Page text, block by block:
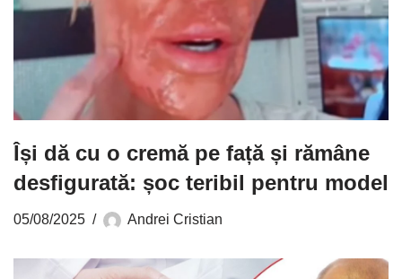
Își dă cu o cremă pe față și rămâne
desfigurată: șoc teribil pentru model
05/08/2025 Andrei Cristian